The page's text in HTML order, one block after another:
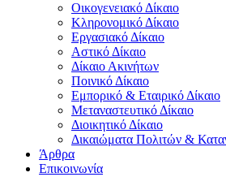
Οικογενειακό Δίκαιο
Κληρονομικό Δίκαιο
Εργασιακό Δίκαιο
Αστικό Δίκαιο
Δίκαιο Ακινήτων
Ποινικό Δίκαιο
Εμπορικό & Εταιρικό Δίκαιο
Μεταναστευτικό Δίκαιο
Διοικητικό Δίκαιο
Δικαιώματα Πολιτών &
Άρθρα
Επικοινωνία